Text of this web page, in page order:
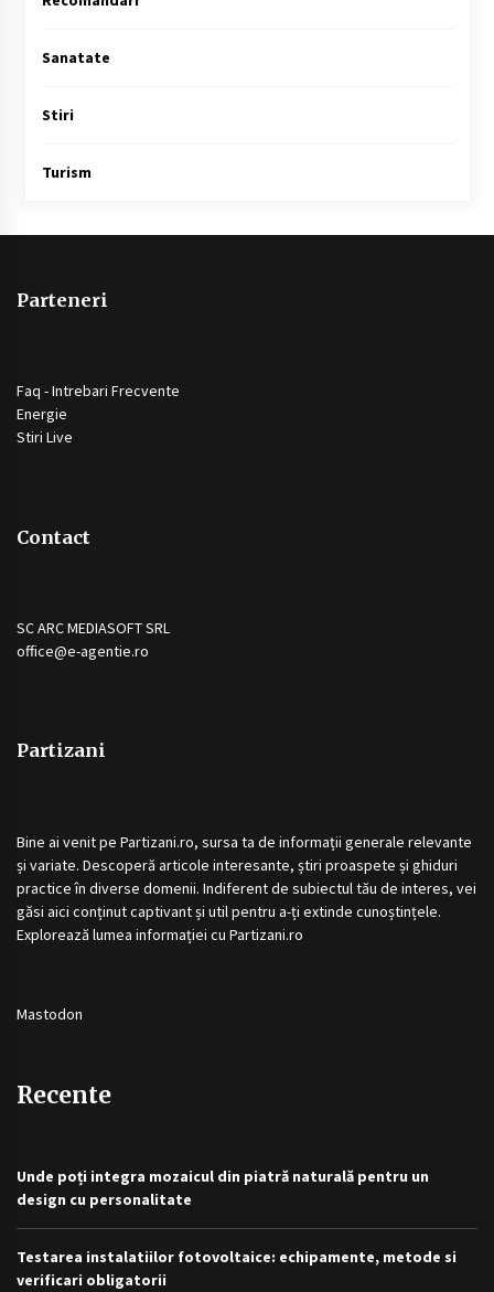
Sanatate
Stiri
Turism
Parteneri
Faq - Intrebari Frecvente
Energie
Stiri Live
Contact
SC ARC MEDIASOFT SRL
office@e-agentie.ro
Partizani
Bine ai venit pe Partizani.ro, sursa ta de informații generale relevante
și variate. Descoperă articole interesante, știri proaspete și ghiduri
practice în diverse domenii. Indiferent de subiectul tău de interes, vei
găsi aici conținut captivant și util pentru a-ți extinde cunoștințele.
Explorează lumea informației cu Partizani.ro
Mastodon
Recente
Unde poți integra mozaicul din piatră naturală pentru un
design cu personalitate
Testarea instalatiilor fotovoltaice: echipamente, metode si
verificari obligatorii